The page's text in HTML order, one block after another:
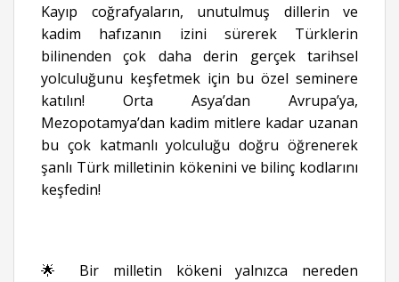
Kayıp coğrafyaların, unutulmuş dillerin ve
kadim hafızanın izini sürerek Türklerin
bilinenden çok daha derin gerçek tarihsel
yolculuğunu keşfetmek için bu özel seminere
katılın! Orta Asya’dan Avrupa’ya,
Mezopotamya’dan kadim mitlere kadar uzanan
bu çok katmanlı yolculuğu doğru öğrenerek
şanlı Türk milletinin kökenini ve bilinç kodlarını
keşfedin!
🌟 Bir milletin kökeni yalnızca nereden